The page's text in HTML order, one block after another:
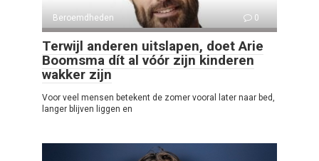
Beroemdheden 0
Terwijl anderen uitslapen, doet Arie
Boomsma dít al vóór zijn kinderen
wakker zijn
Voor veel mensen betekent de zomer vooral later naar bed,
langer blijven liggen en